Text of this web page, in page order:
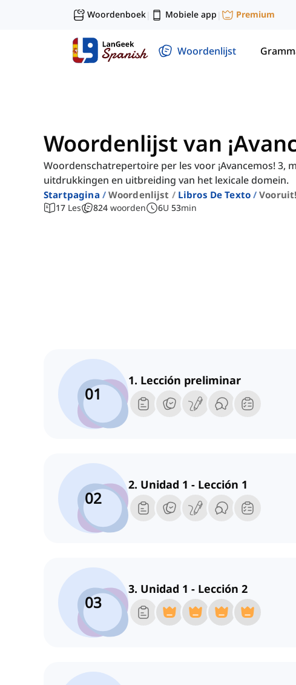
Woordenboek| Mobiele app | Premium
Woordenlijst
Woordenlijst van
Woordenschatrepertoire per les voor ¡Avancemos! 3,
uitdrukkingen en uitbreiding van het lexicale domein.
Startpagina Woordenlijst Libros De Texto
17 Les 824 woorden 6U 53min
01
1. Lección preliminar
02
2. Unidad 1 - Lección 1
03
3. Unidad 1 - Lección 2